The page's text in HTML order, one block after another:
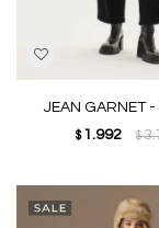
JEAN GARNET -
$ 1.992 $